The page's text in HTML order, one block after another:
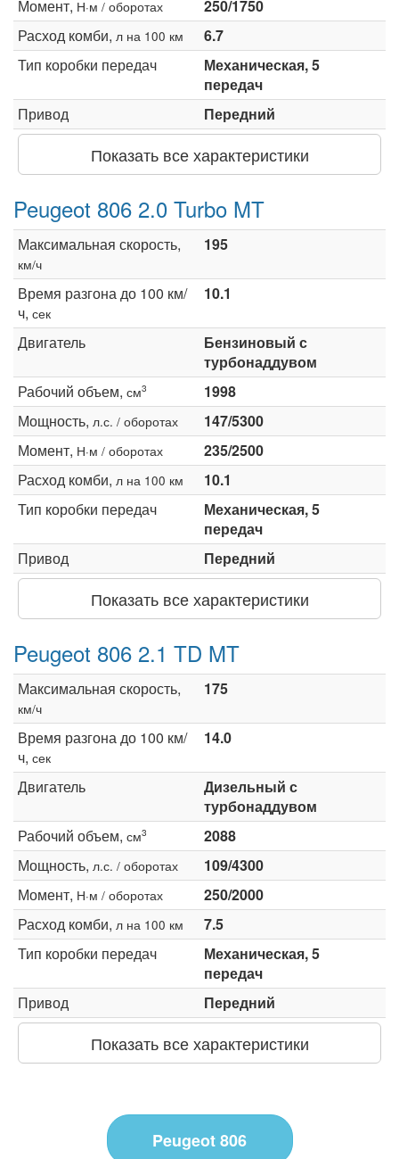
Момент, Н·м / оборотах
250/1750
Расход комби, л на 100 км
6.7
Тип коробки передач
Механическая, 5
передач
Привод
Передний
Показать все характеристики
Peugeot 806 2.0 Turbo MT
Максимальная скорость,
км/ч
195
Время разгона до 100 км/
ч, сек
10.1
Двигатель
Бензиновый с
турбонаддувом
Рабочий объем, см3
1998
Мощность, л.с. / оборотах
147/5300
Момент, Н·м / оборотах
235/2500
Расход комби, л на 100 км
10.1
Тип коробки передач
Механическая, 5
передач
Привод
Передний
Показать все характеристики
Peugeot 806 2.1 TD MT
Максимальная скорость,
км/ч
175
Время разгона до 100 км/
ч, сек
14.0
Двигатель
Дизельный с
турбонаддувом
Рабочий объем, см3
2088
Мощность, л.с. / оборотах
109/4300
Момент, Н·м / оборотах
250/2000
Расход комби, л на 100 км
7.5
Тип коробки передач
Механическая, 5
передач
Привод
Передний
Показать все характеристики
Peugeot 806